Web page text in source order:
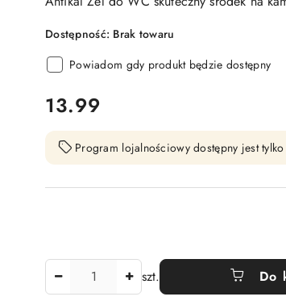
Dostępność: Brak towaru
Powiadom gdy produkt będzie dostępny
cena:
13.99
Program lojalnościowy dostępny jest
szt. Do